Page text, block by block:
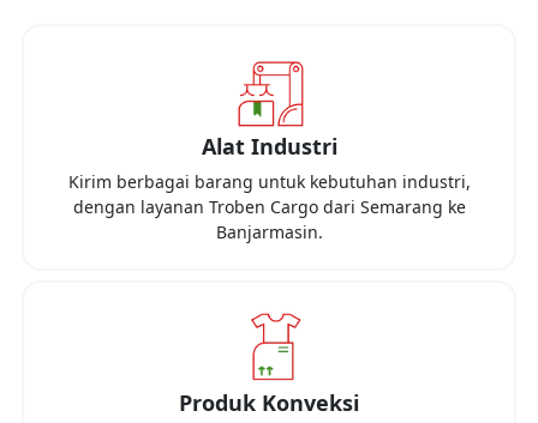
Alat Industri
Kirim berbagai barang untuk kebutuhan industri,
dengan layanan Troben Cargo dari Semarang ke
Banjarmasin.
Produk Konveksi